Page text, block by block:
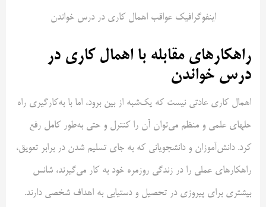
اینفوگرافیک عواقب اهمال کاری در درس خواندن
راهکارهای مقابله با اهمال کاری در
درس خواندن
اهمال کاری عادتی نیست که یک‌شبه از بین برود، اما با به‌کارگیری راه
حلهای علمی و منظم می‌توان آن را کنترل و حتی به‌طور کامل رفع
کرد. دانش‌آموزان و دانشجویانی که به جای تسلیم شدن در برابر تعویق،
راهکارهای عملی را در زندگی روزمره خود به کار می‌گیرند، شانس
بیشتری برای پیروزی در تحصیل و دستیابی به اهداف شخصی دارند.